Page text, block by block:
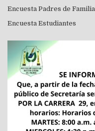
Encuesta Padres de Familia
Encuesta Estudiantes